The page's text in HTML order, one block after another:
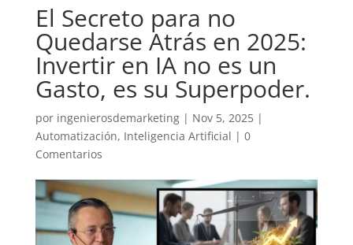
El Secreto para no
Quedarse Atrás en 2025:
Invertir en IA no es un
Gasto, es su Superpoder.
por ingenierosdemarketing| Nov 5, 2025|
Automatización, Inteligencia Artificial | 0
Comentarios